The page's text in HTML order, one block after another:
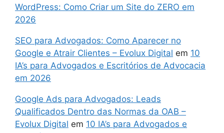
WordPress: Como Criar um Site do ZERO em
2026
SEO para Advogados: Como Aparecer no
Google e Atrair Clientes – Evolux Digital em 10
IA’s para Advogados e Escritórios de Advocacia
em 2026
Google Ads para Advogados: Leads
Qualificados Dentro das Normas da OAB –
Evolux Digital em 10 IA’s para Advogados e